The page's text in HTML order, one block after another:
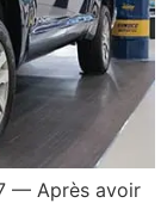
— Après avoir